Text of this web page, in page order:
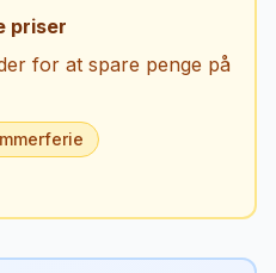
priser
for at spare penge på